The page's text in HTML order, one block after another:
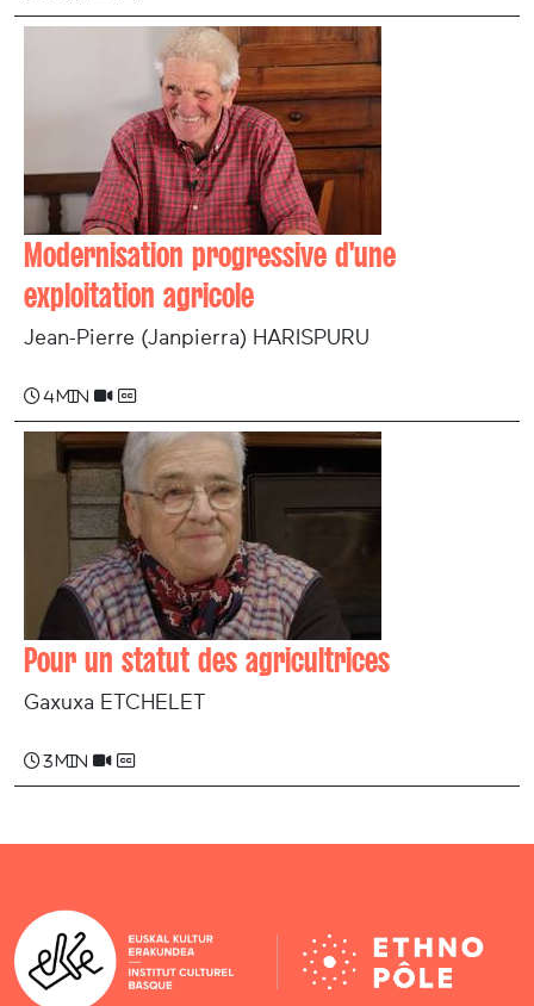
Modernisation progressive d'une
exploitation agricole
Jean-Pierre (Janpierra) HARISPURU
4 min
Pour un statut des agricultrices
Gaxuxa ETCHELET
3 min